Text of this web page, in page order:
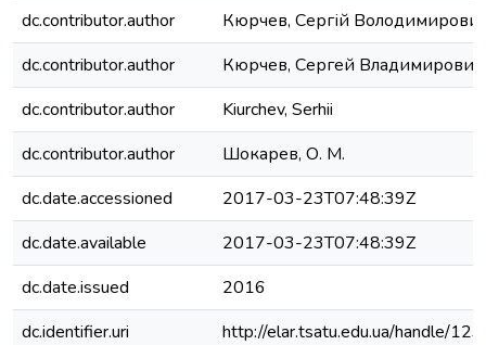
dc.contributor.author
Кюрчев, Сергій
dc.contributor.author
Кюрчев, Сергей Владимирович
dc.contributor.author
Kiurchev, Serhii
dc.contributor.author
Шокарев, О. М.
dc.date.accessioned
2017-03-23T07:48:39Z
dc.date.available
2017-03-23T07:48:39Z
dc.date.issued
2016
dc.identifier.uri
http://elar.tsatu.edu.ua/handle/